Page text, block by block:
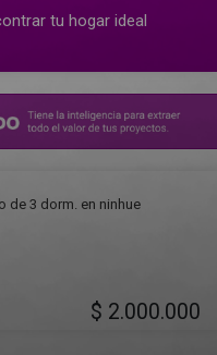
tu hogar ideal
de 3 dorm. en ninhue
$ 2.000.000